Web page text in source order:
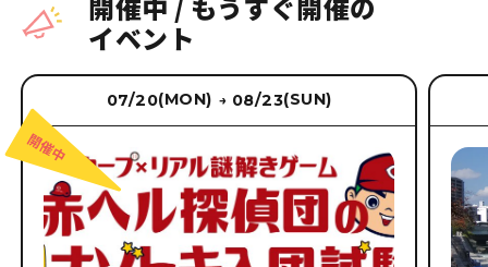
イベント
07/20(MON) → 08/23(SUN)